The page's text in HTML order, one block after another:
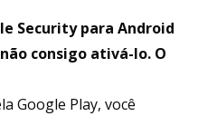
Security para Android
consigo ativá-lo. O
Google Play, você